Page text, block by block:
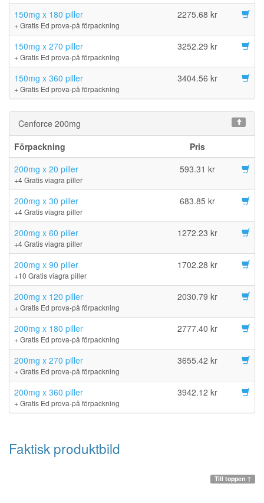
150mg x 180 piller
+ Gratis Ed prova-på förpackning
2275.68 kr
150mg x 270 piller
+ Gratis Ed prova-på förpackning
3252.29 kr
150mg x 360 piller
+ Gratis Ed prova-på förpackning
3404.56 kr
Cenforce 200mg
Förpackning
Pris
200mg x 20 piller
+4 Gratis viagra piller
593.31 kr
200mg x 30 piller
+4 Gratis viagra piller
683.85 kr
200mg x 60 piller
+4 Gratis viagra piller
1272.23 kr
200mg x 90 piller
+10 Gratis viagra piller
1702.28 kr
200mg x 120 piller
+ Gratis Ed prova-på förpackning
2030.79 kr
200mg x 180 piller
+ Gratis Ed prova-på förpackning
2777.40 kr
200mg x 270 piller
+ Gratis Ed prova-på förpackning
3655.42 kr
200mg x 360 piller
+ Gratis Ed prova-på förpackning
3942.12 kr
Faktisk produktbild
Till toppen ↑